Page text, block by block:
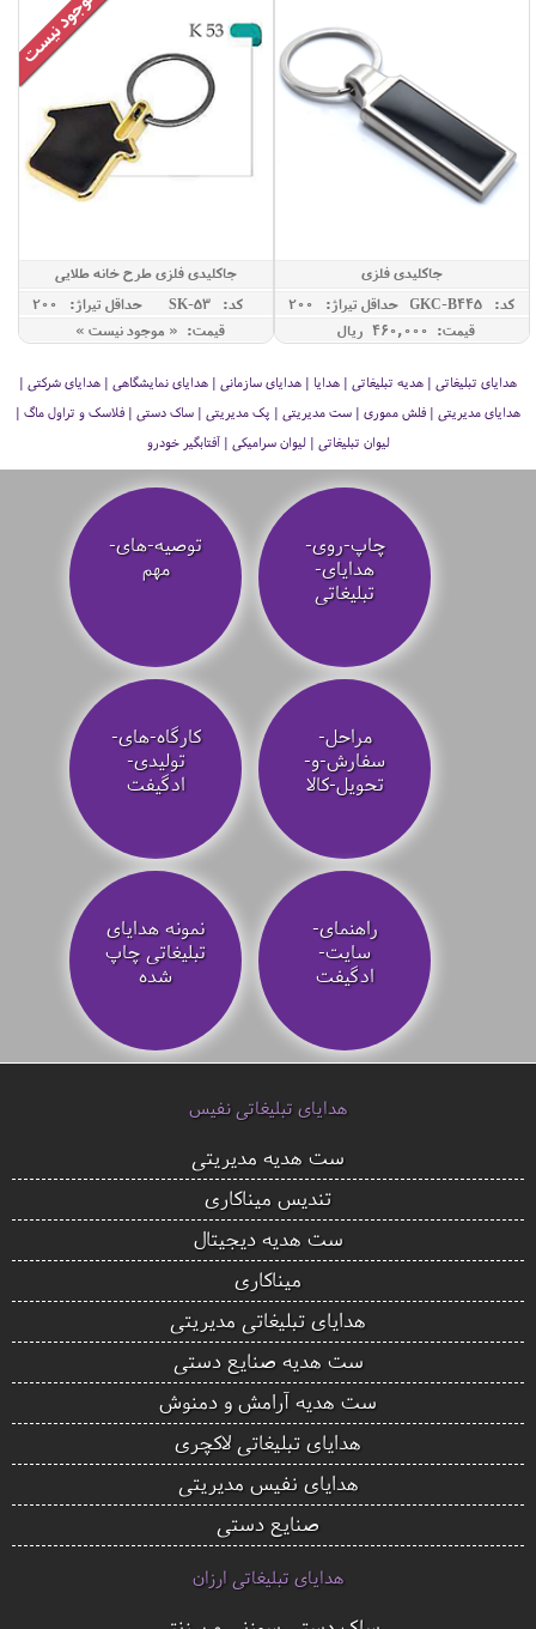
جاکلیدی فلزی
کد: GKC-B445
حداقل تيراژ: 200
قیمت: 460,000 ريال
جاکلیدی فلزی طرح خانه طلایی
کد: SK-53
حداقل تيراژ: 200
قیمت: « موجود نیست »
هدایای تبلیغاتی | هدیه تبلیغاتی | هدایا | هدایای سازمانی | هدایای نمایشگاهی | هدایای شرکتی |
هدایای مدیریتی | فلش مموری | ست مدیریتی | پک مدیریتی | ساک دستی | فلاسک و تراول ماگ |
لیوان تبلیغاتی | لیوان سرامیکی | آفتابگیر خودرو
چاپ-روی-
هدایای-
تبلیغاتی
توصیه‌-های-
مهم
مراحل-
سفارش-و-
تحویل-کالا
کارگاه-های-
تولیدی-
ادگیفت
راهنمای-
سایت-
ادگیفت
نمونه هدایای
تبلیغاتی چاپ
شده
هدایای تبلیغاتی نفیس
ست هدیه مدیریتی
تندیس میناکاری
ست هدیه دیجیتال
میناکاری
هدایای تبلیغاتی مدیریتی
ست هدیه صنایع دستی
ست هدیه آرامش و دمنوش
هدایای تبلیغاتی لاکچری
هدایای نفیس مدیریتی
صنایع دستی
هدایای تبلیغاتی ارزان